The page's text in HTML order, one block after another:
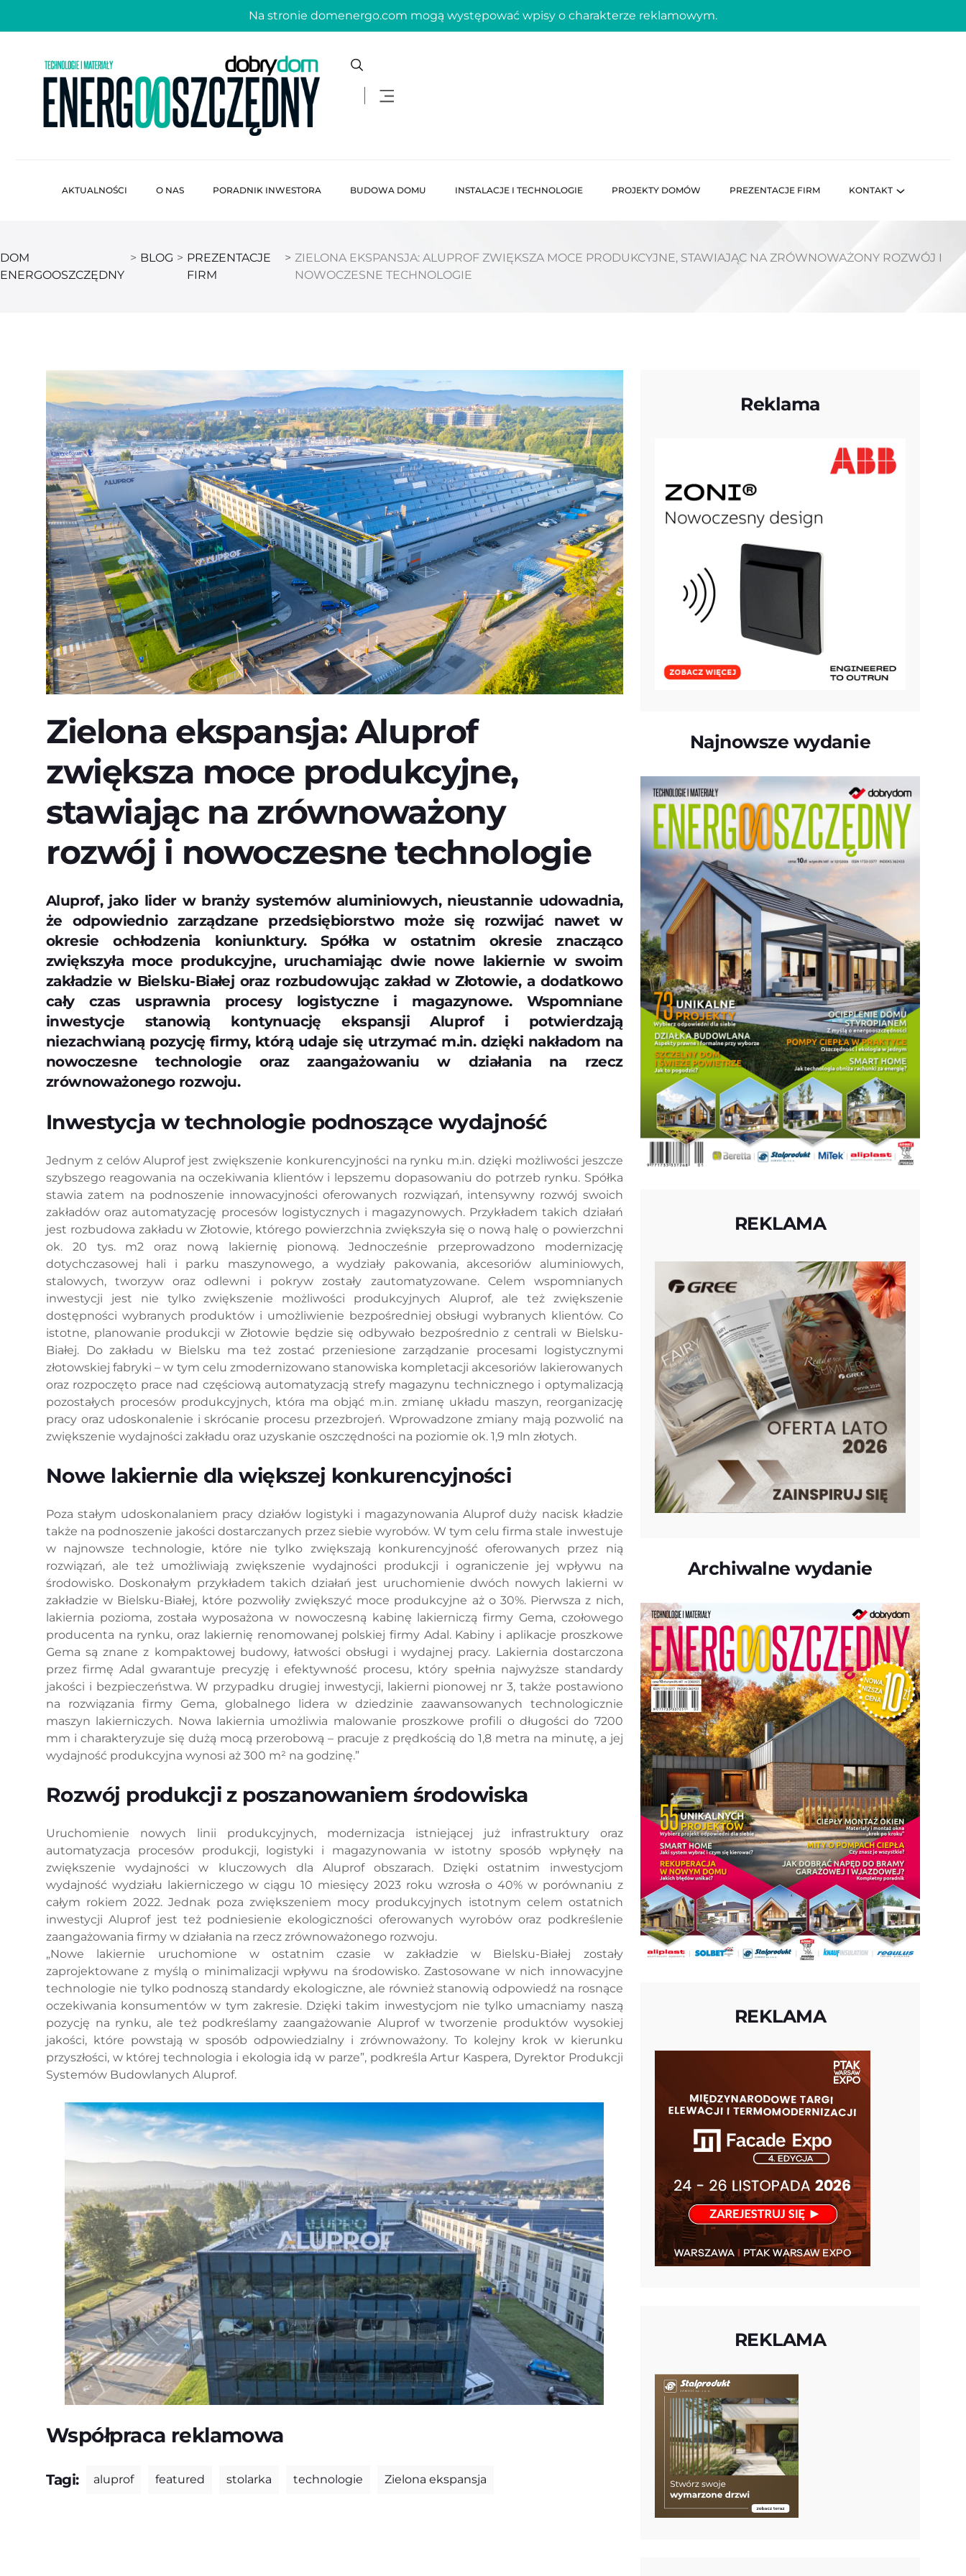
Na stronie domenergo.com mogą występować wpisy o charakterze reklamowym.
AKTUALNOŚCI O NAS PORADNIK INWESTORA BUDOWA DOMU INSTALACJE I TECHNOLOGIE PROJEKTY DOMÓW PREZENTACJE FIRM KONTAKT
DOM
ENERGOOSZCZĘDNY
> BLOG > PREZENTACJE
FIRM
> ZIELONA EKSPANSJA: ALUPROF ZWIĘKSZA MOCE PRODUKCYJNE, STAWIAJĄC NA ZRÓWNOWAŻONY ROZWÓJ I
NOWOCZESNE TECHNOLOGIE
Zielona ekspansja: Aluprof
zwiększa moce produkcyjne,
stawiając na zrównoważony
rozwój i nowoczesne technologie
Aluprof, jako lider w branży systemów aluminiowych, nieustannie udowadnia,
że odpowiednio zarządzane przedsiębiorstwo może się rozwijać nawet w
okresie ochłodzenia koniunktury. Spółka w ostatnim okresie znacząco
zwiększyła moce produkcyjne, uruchamiając dwie nowe lakiernie w swoim
zakładzie w Bielsku-Białej oraz rozbudowując zakład w Złotowie, a dodatkowo
cały czas usprawnia procesy logistyczne i magazynowe. Wspomniane
inwestycje stanowią kontynuację ekspansji Aluprof i potwierdzają
niezachwianą pozycję firmy, którą udaje się utrzymać m.in. dzięki nakładom na
nowoczesne technologie oraz zaangażowaniu w działania na rzecz
zrównoważonego rozwoju.
Inwestycja w technologie podnoszące wydajność
Jednym z celów Aluprof jest zwiększenie konkurencyjności na rynku m.in. dzięki możliwości jeszcze
szybszego reagowania na oczekiwania klientów i lepszemu dopasowaniu do potrzeb rynku. Spółka
stawia zatem na podnoszenie innowacyjności oferowanych rozwiązań, intensywny rozwój swoich
zakładów oraz automatyzację procesów logistycznych i magazynowych. Przykładem takich działań
jest rozbudowa zakładu w Złotowie, którego powierzchnia zwiększyła się o nową halę o powierzchni
ok. 20 tys. m2 oraz nową lakiernię pionową. Jednocześnie przeprowadzono modernizację
dotychczasowej hali i parku maszynowego, a wydziały pakowania, akcesoriów aluminiowych,
stalowych, tworzyw oraz odlewni i pokryw zostały zautomatyzowane. Celem wspomnianych
inwestycji jest nie tylko zwiększenie możliwości produkcyjnych Aluprof, ale też zwiększenie
dostępności wybranych produktów i umożliwienie bezpośredniej obsługi wybranych klientów. Co
istotne, planowanie produkcji w Złotowie będzie się odbywało bezpośrednio z centrali w Bielsku-
Białej. Do zakładu w Bielsku ma też zostać przeniesione zarządzanie procesami logistycznymi
złotowskiej fabryki – w tym celu zmodernizowano stanowiska kompletacji akcesoriów lakierowanych
oraz rozpoczęto prace nad częściową automatyzacją strefy magazynu technicznego i optymalizacją
pozostałych procesów produkcyjnych, która ma objąć m.in. zmianę układu maszyn, reorganizację
pracy oraz udoskonalenie i skrócanie procesu przezbrojeń. Wprowadzone zmiany mają pozwolić na
zwiększenie wydajności zakładu oraz uzyskanie oszczędności na poziomie ok. 1,9 mln złotych.
Nowe lakiernie dla większej konkurencyjności
Poza stałym udoskonalaniem pracy działów logistyki i magazynowania Aluprof duży nacisk kładzie
także na podnoszenie jakości dostarczanych przez siebie wyrobów. W tym celu firma stale inwestuje
w najnowsze technologie, które nie tylko zwiększają konkurencyjność oferowanych przez nią
rozwiązań, ale też umożliwiają zwiększenie wydajności produkcji i ograniczenie jej wpływu na
środowisko. Doskonałym przykładem takich działań jest uruchomienie dwóch nowych lakierni w
zakładzie w Bielsku-Białej, które pozwoliły zwiększyć moce produkcyjne aż o 30%. Pierwsza z nich,
lakiernia pozioma, została wyposażona w nowoczesną kabinę lakierniczą firmy Gema, czołowego
producenta na rynku, oraz lakiernię renomowanej polskiej firmy Adal. Kabiny i aplikacje proszkowe
Gema są znane z kompaktowej budowy, łatwości obsługi i wydajnej pracy. Lakiernia dostarczona
przez firmę Adal gwarantuje precyzję i efektywność procesu, który spełnia najwyższe standardy
jakości i bezpieczeństwa. W przypadku drugiej inwestycji, lakierni pionowej nr 3, także postawiono
na rozwiązania firmy Gema, globalnego lidera w dziedzinie zaawansowanych technologicznie
maszyn lakierniczych. Nowa lakiernia umożliwia malowanie proszkowe profili o długości do 7200
mm i charakteryzuje się dużą mocą przerobową – pracuje z prędkością do 1,8 metra na minutę, a jej
wydajność produkcyjna wynosi aż 300 m² na godzinę.”
Rozwój produkcji z poszanowaniem środowiska
Uruchomienie nowych linii produkcyjnych, modernizacja istniejącej już infrastruktury oraz
automatyzacja procesów produkcji, logistyki i magazynowania w istotny sposób wpłynęły na
zwiększenie wydajności w kluczowych dla Aluprof obszarach. Dzięki ostatnim inwestycjom
wydajność wydziału lakierniczego w ciągu 10 miesięcy 2023 roku wzrosła o 40% w porównaniu z
całym rokiem 2022. Jednak poza zwiększeniem mocy produkcyjnych istotnym celem ostatnich
inwestycji Aluprof jest też podniesienie ekologiczności oferowanych wyrobów oraz podkreślenie
zaangażowania firmy w działania na rzecz zrównoważonego rozwoju.
„Nowe lakiernie uruchomione w ostatnim czasie w zakładzie w Bielsku-Białej zostały
zaprojektowane z myślą o minimalizacji wpływu na środowisko. Zastosowane w nich innowacyjne
technologie nie tylko podnoszą standardy ekologiczne, ale również stanowią odpowiedź na rosnące
oczekiwania konsumentów w tym zakresie. Dzięki takim inwestycjom nie tylko umacniamy naszą
pozycję na rynku, ale też podkreślamy zaangażowanie Aluprof w tworzenie produktów wysokiej
jakości, które powstają w sposób odpowiedzialny i zrównoważony. To kolejny krok w kierunku
przyszłości, w której technologia i ekologia idą w parze”, podkreśla Artur Kaspera, Dyrektor Produkcji
Systemów Budowlanych Aluprof.
Współpraca reklamowa
Tagi: aluprof featured stolarka technologie Zielona ekspansja
Reklama
Najnowsze wydanie
REKLAMA
Archiwalne wydanie
REKLAMA
REKLAMA